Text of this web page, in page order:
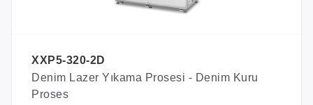
XXP5-320-2D
Denim Lazer Yıkama Prosesi - Denim Kuru
Proses